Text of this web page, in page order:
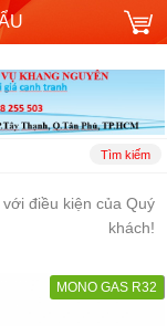
điều kiện của Quý
khách!
MONO GAS R32